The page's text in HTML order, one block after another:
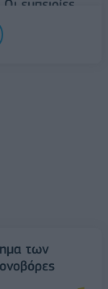
εμπειρίες
πύρινα
των